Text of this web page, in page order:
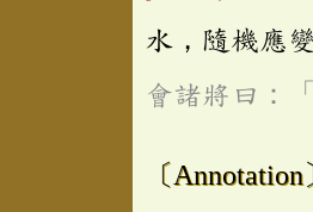
水，隨機應
會諸將曰：
〔Annotation